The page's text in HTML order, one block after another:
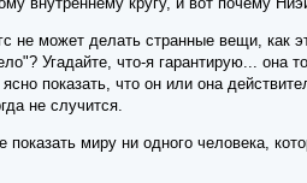
не может делать странные вещи,
Угадайте, что-я гарантирую...
показать, что он или она
не случится.
миру ни одного человека,